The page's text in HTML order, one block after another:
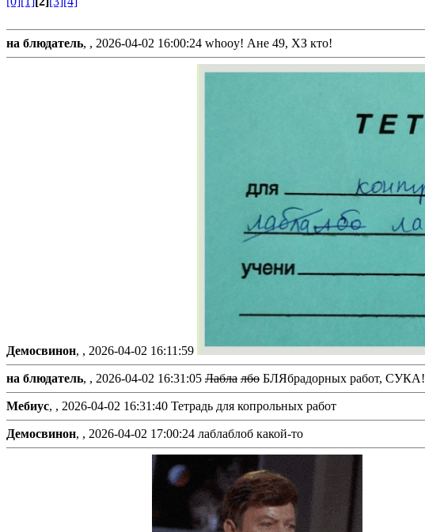
на блюдатель, , 2026-04-02 16:00:24 whooy! Ане 49, ХЗ кто!
Демосвинон, , 2026-04-02 16:11:59
на блюдатель, , 2026-04-02 16:31:05 Лабла лбо БЛЯбрадорных работ, СУКА!
Мебиус, , 2026-04-02 16:31:40 Тетрадь для копрольных работ
Демосвинон, , 2026-04-02 17:00:24 лаблаблоб какой-то